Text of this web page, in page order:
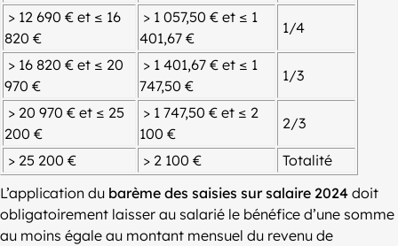
> 12 690 € et ≤ 16
820 €
> 1 057,50 € et ≤ 1
401,67 €
1/4
> 16 820 € et ≤ 20
970 €
> 1 401,67 € et ≤ 1
747,50 €
1/3
> 20 970 € et ≤ 25
200 €
> 1 747,50 € et ≤ 2
100 €
2/3
> 25 200 € > 2 100 €
Totalité
L’application du barème des saisies sur salaire 2024 doit
obligatoirement laisser au salarié le bénéfice d’une somme
au moins égale au montant mensuel du revenu de